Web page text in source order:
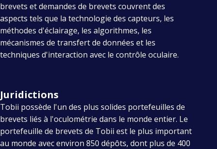
brevets et demandes de brevets couvrent des
aspects tels que la technologie des capteurs, les
méthodes d'éclairage, les algorithmes, les
mécanismes de transfert de données et les
techniques d'interaction avec le contrôle oculaire.
Juridictions
Tobii possède l'un des plus solides portefeuilles de
brevets liés à l'oculométrie dans le monde entier. Le
portefeuille de brevets de Tobii est le plus important
au monde avec environ 850 dépôts, dont plus de 400